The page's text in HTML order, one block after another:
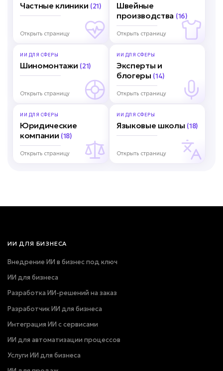
Частные клиники (21)
Открыть страницу
Швейные
производства (16)
Открыть страницу
ИИ ДЛЯ СФЕРЫ
Шиномонтажи (21)
Открыть страницу
ИИ ДЛЯ СФЕРЫ
Эксперты и
блогеры (14)
Открыть страницу
ИИ ДЛЯ СФЕРЫ
Юридические
компании (18)
Открыть страницу
ИИ ДЛЯ СФЕРЫ
Языковые школы (18)
Открыть страницу
ИИ ДЛЯ БИЗНЕСА
Внедрение ИИ в бизнес под ключ
ИИ для бизнеса
Разработка ИИ-решений на заказ
Разработчик ИИ для бизнеса
Интеграция ИИ с сервисами
ИИ для автоматизации процессов
Услуги ИИ для бизнеса